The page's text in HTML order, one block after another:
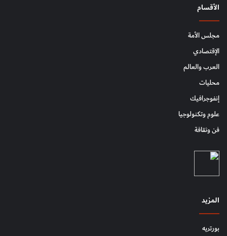
الأقسام
مجلس الأمة
الإقتصادي
العرب والعالم
محليات
إنفوجرافيك
علوم وتكنولوجيا
فن وثقافة
المزيد
بورتريه